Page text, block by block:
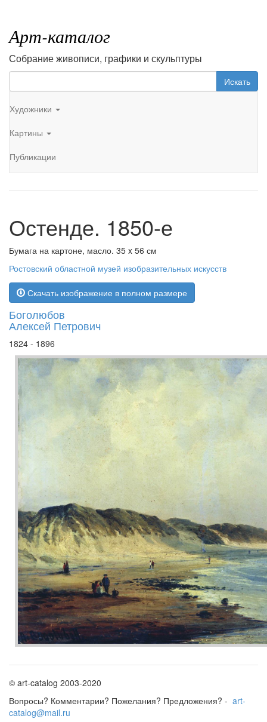
Арт-каталог
Собрание живописи, графики и скульптуры
Искать
Художники
Картины
Публикации
Остенде. 1850-е
Бумага на картоне, масло. 35 x 56 см
Ростовский областной музей изобразительных искусств
Скачать изображение в полном размере
Боголюбов
Алексей Петрович
1824 - 1896
© art-catalog 2003-2020
Вопросы? Комментарии? Пожелания? Предложения? - art-
catalog@mail.ru